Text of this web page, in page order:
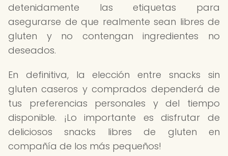
detenidamente las etiquetas para
asegurarse de que realmente sean libres de
gluten y no contengan ingredientes no
deseados.
En definitiva, la elección entre snacks sin
gluten caseros y comprados dependerá de
tus preferencias personales y del tiempo
disponible. ¡Lo importante es disfrutar de
deliciosos snacks libres de gluten en
compañía de los más pequeños!